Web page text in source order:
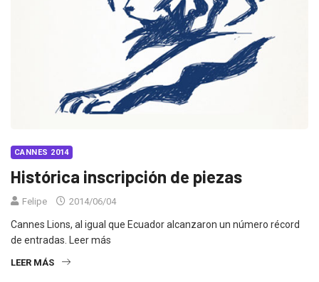
CANNES 2014
Histórica inscripción de piezas
Felipe 2014/06/04
Cannes Lions, al igual que Ecuador alcanzaron un número récord
de entradas. Leer más
LEER MÁS